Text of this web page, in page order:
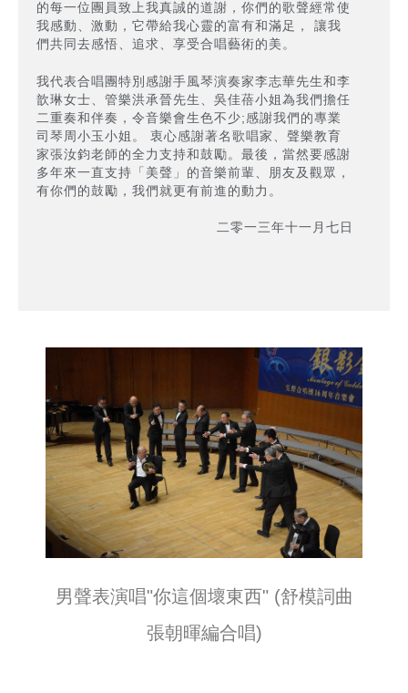
的每一位團員致上我真誠的道謝，你們的歌聲經常使
我感動、激動，它帶給我心靈的富有和滿足， 讓我
們共同去感悟、追求、享受合唱藝術的美。
我代表合唱團特別感謝手風琴演奏家李志華先生和李
歆琳女士、管樂洪承晉先生、吳佳蓓小姐為我們擔任
二重奏和伴奏，令音樂會生色不少;感謝我們的專業
司琴周小玉小姐。 衷心感謝著名歌唱家、聲樂教育
家張汝鈞老師的全力支持和鼓勵。最後，當然要感謝
多年來一直支持「美聲」的音樂前輩、朋友及觀眾，
有你們的鼓勵，我們就更有前進的動力。
二零一三年十一月七日
男聲表演唱"你這個壞東西" (舒模詞曲
張朝暉編合唱)